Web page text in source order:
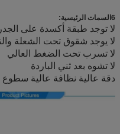
6السمات الرئيسية:
لا توجد طبقة أكسدة على
لا يوجد شقوق تحت الشعلة
لا تسرب تحت الضغط العالي
لا تشوه بعد ثني الباردة
دقة عالية نظافة عالية سطوع